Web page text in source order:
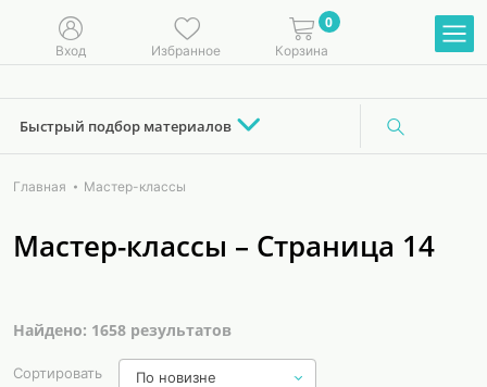
Вход Избранное
0
Корзина
Быстрый подбор материалов
Главная Мастер-классы
Мастер-классы – Страница 14
Найдено: 1658 результатов
Сортировать По новизне